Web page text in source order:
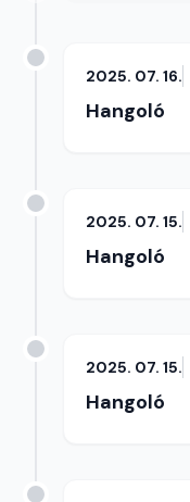
2025. 07. 16.
Hangoló
2025. 07. 15.
Hangoló
2025. 07. 15.
Hangoló